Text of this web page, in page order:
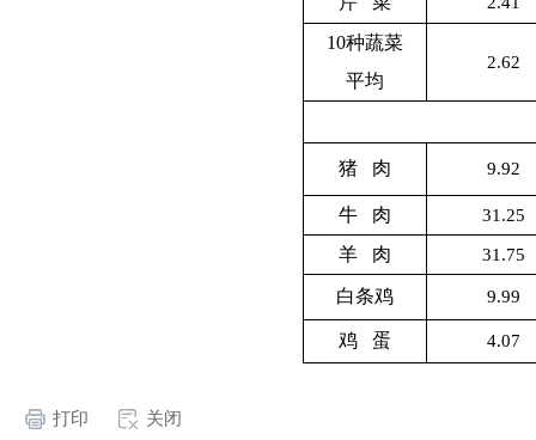
10种蔬菜
平均
2.62
猪 肉 9.92
牛 肉 31.25
羊 肉 31.75
白条鸡 9.99
鸡 蛋 4.07
打印 关闭